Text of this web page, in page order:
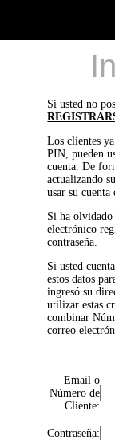
Si usted no
Los clientes
PIN, pueden
cuenta. De
actualizando
usar su cuenta
Si ha
electrónico
contraseña.
Si usted
estos datos
ingresó su
utilizar estas
combinar
correo
Email o
Número de
Cliente:
Contraseña: